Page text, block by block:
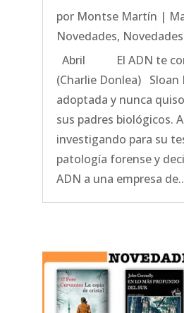
por Montse Martín |
Novedades,
Abril El ADN te
(Charlie Donlea) Sloan
adoptada y nunca
sus padres biológicos.
investigando para su
patología forense y
ADN a una empresa